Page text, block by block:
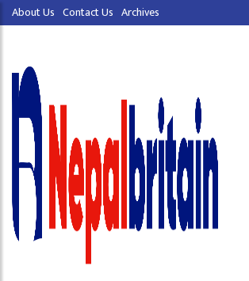
About Us Contact Us Archives